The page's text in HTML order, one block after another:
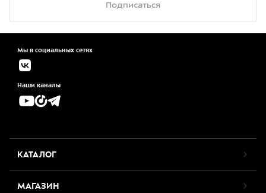
Подписаться
Мы в социальных сетях
Наши каналы
КАТАЛОГ
МАГАЗИН